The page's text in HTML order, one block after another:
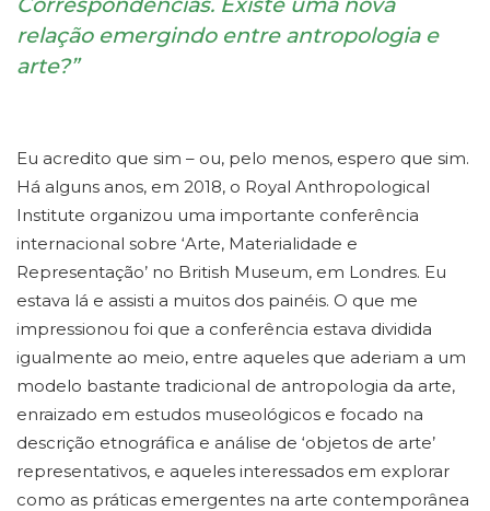
relação emergindo entre antropologia e
arte?”
Eu acredito que sim – ou, pelo menos, espero que sim.
Há alguns anos, em 2018, o Royal Anthropological
Institute organizou uma importante conferência
internacional sobre ‘Arte, Materialidade e
Representação’ no British Museum, em Londres. Eu
estava lá e assisti a muitos dos painéis. O que me
impressionou foi que a conferência estava dividida
igualmente ao meio, entre aqueles que aderiam a um
modelo bastante tradicional de antropologia da arte,
enraizado em estudos museológicos e focado na
descrição etnográfica e análise de ‘objetos de arte’
representativos, e aqueles interessados em explorar
como as práticas emergentes na arte contemporânea